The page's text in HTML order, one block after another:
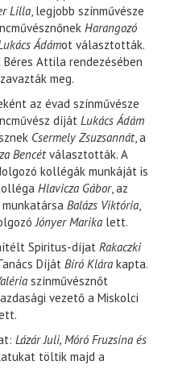
Lilla, legjobb színművésze
Harangozó
Ádámot választották.
Attila rendezésében
meg.
az évad színművésze
díját Lukács Ádám
Csermely Zsuzsannát, a
Bencétválasztották. A
kollégák munkáját is
Hlavicza Gábor, az
Balázs Viktória,
Jónyer Marika lett.
Spiritus-díjat Rakaczki
Díját Bíró Klára kapta.
színművésznőt
vezető a Miskolci
Lázár Juli, Móró Fruzsina és
töltik majd a